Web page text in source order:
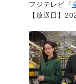
フジテレビ『
【放送日】